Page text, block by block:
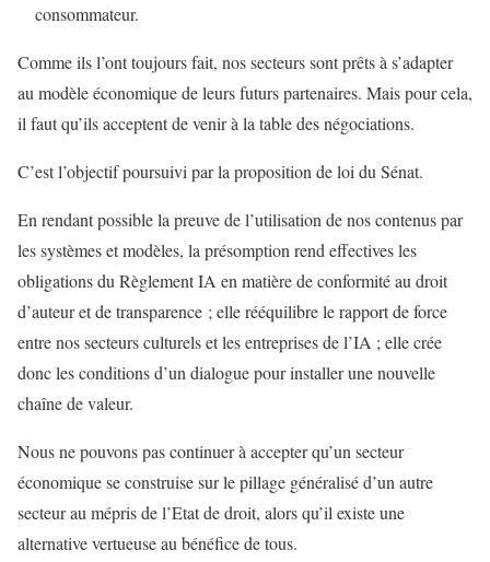
consommateur.
Comme ils l’ont toujours fait, nos secteurs sont prêts à s’adapter
au modèle économique de leurs futurs partenaires. Mais pour cela,
il faut qu’ils acceptent de venir à la table des négociations.
C’est l’objectif poursuivi par la proposition de loi du Sénat.
En rendant possible la preuve de l’utilisation de nos contenus par
les systèmes et modèles, la présomption rend effectives les
obligations du Règlement IA en matière de conformité au droit
d’auteur et de transparence ; elle rééquilibre le rapport de force
entre nos secteurs culturels et les entreprises de l’IA ; elle crée
donc les conditions d’un dialogue pour installer une nouvelle
chaîne de valeur.
Nous ne pouvons pas continuer à accepter qu’un secteur
économique se construise sur le pillage généralisé d’un autre
secteur au mépris de l’Etat de droit, alors qu’il existe une
alternative vertueuse au bénéfice de tous.